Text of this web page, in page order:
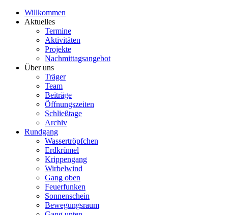
Willkommen
Aktuelles
Termine
Aktivitäten
Projekte
Nachmittagsangebot
Über uns
Träger
Team
Beiträge
Öffnungszeiten
Schließtage
Archiv
Rundgang
Wassertröpfchen
Erdkrümel
Krippengang
Wirbelwind
Gang oben
Feuerfunken
Sonnenschein
Bewegungsraum